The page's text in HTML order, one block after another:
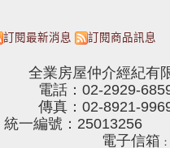
訂閱最新消息 訂閱商品訊息
屋仲介經紀有限
：02-2929-
：02-8921-
統一編號：
電子信箱 ：